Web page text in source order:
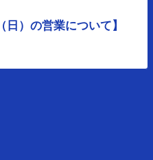
日）の営業について】